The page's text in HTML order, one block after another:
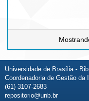
Universidade de Brasília -
Coordenadoria de Gestão da
(61) 3107-2683
repositorio@unb.br